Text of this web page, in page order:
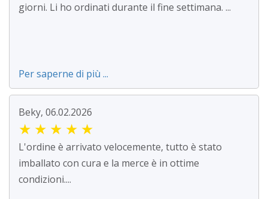
giorni. Li ho ordinati durante il fine settimana. ...
Per saperne di più ...
Beky, 06.02.2026
★ ★ ★ ★ ★
L'ordine è arrivato velocemente, tutto è stato
imballato con cura e la merce è in ottime
condizioni....